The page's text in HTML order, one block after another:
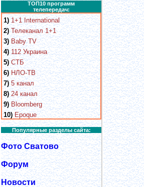
ТОП10 программ
телепередач:
1) 1+1 International
2) Телеканал 1+1
3) Baby TV
4) 112 Украина
5) СТБ
6) НЛО-ТВ
7) 5 канал
8) 24 канал
9) Bloomberg
10) Epoque
Популярные разделы сайта:
Фото Сватово
Форум
Новости